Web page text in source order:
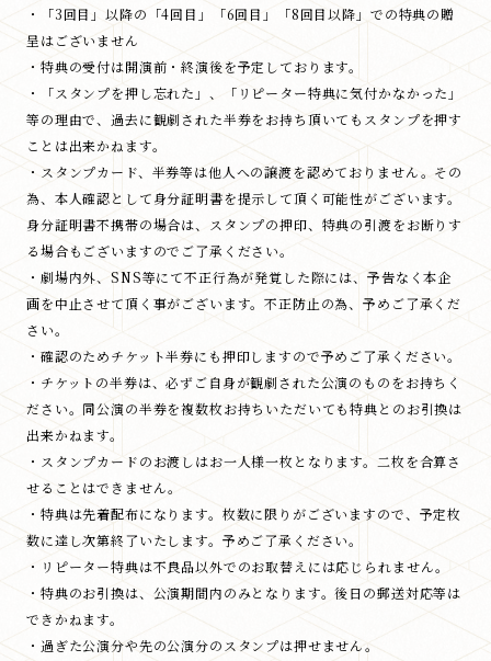
・「3回目」以降の「4回目」「6回目」「8回目以降」での特典の贈
呈はございません
・特典の受付は開演前・終演後を予定しております。
・「スタンプを押し忘れた」、「リピーター特典に気付かなかった」
等の理由で、過去に観劇された半券をお持ち頂いてもスタンプを押す
ことは出来かねます。
・スタンプカード、半券等は他人への譲渡を認めておりません。その
為、本人確認として身分証明書を提示して頂く可能性がございます。
身分証明書不携帯の場合は、スタンプの押印、特典の引渡をお断りす
る場合もございますのでご了承ください。
・劇場内外、SNS等にて不正行為が発覚した際には、予告なく本企
画を中止させて頂く事がございます。不正防止の為、予めご了承くだ
さい。
・確認のためチケット半券にも押印しますので予めご了承ください。
・チケットの半券は、必ずご自身が観劇された公演のものをお持ちく
ださい。同公演の半券を複数枚お持ちいただいても特典とのお引換は
出来かねます。
・スタンプカードのお渡しはお一人様一枚となります。二枚を合算さ
せることはできません。
・特典は先着配布になります。枚数に限りがございますので、予定枚
数に達し次第終了いたします。予めご了承ください。
・リピーター特典は不良品以外でのお取替えには応じられません。
・特典のお引換は、公演期間内のみとなります。後日の郵送対応等は
できかねます。
・過ぎた公演分や先の公演分のスタンプは押せません。